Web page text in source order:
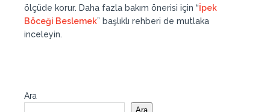
ölçüde korur. Daha fazla bakım önerisi için “İpek
Böceği Beslemek” başlıklı rehberi de mutlaka
inceleyin.
Ara
Ara